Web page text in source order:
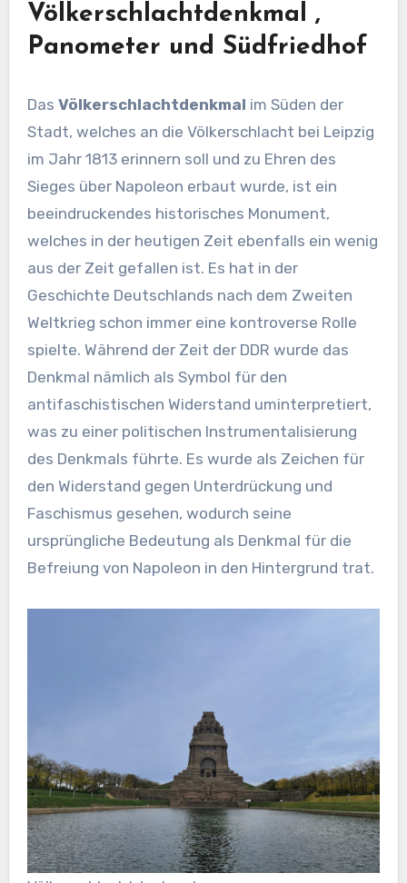
Völkerschlachtdenkmal ,
Panometer und Südfriedhof
Das Völkerschlachtdenkmal im Süden der
Stadt, welches an die Völkerschlacht bei Leipzig
im Jahr 1813 erinnern soll und zu Ehren des
Sieges über Napoleon erbaut wurde, ist ein
beeindruckendes historisches Monument,
welches in der heutigen Zeit ebenfalls ein wenig
aus der Zeit gefallen ist. Es hat in der
Geschichte Deutschlands nach dem Zweiten
Weltkrieg schon immer eine kontroverse Rolle
spielte. Während der Zeit der DDR wurde das
Denkmal nämlich als Symbol für den
antifaschistischen Widerstand uminterpretiert,
was zu einer politischen Instrumentalisierung
des Denkmals führte. Es wurde als Zeichen für
den Widerstand gegen Unterdrückung und
Faschismus gesehen, wodurch seine
ursprüngliche Bedeutung als Denkmal für die
Befreiung von Napoleon in den Hintergrund trat.